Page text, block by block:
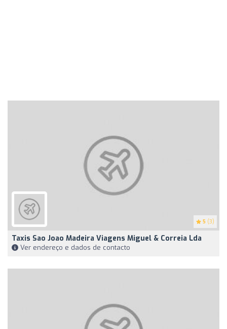
5 (3)
Taxis Sao Joao Madeira Viagens Miguel & Correia Lda
Ver endereço e dados de contacto